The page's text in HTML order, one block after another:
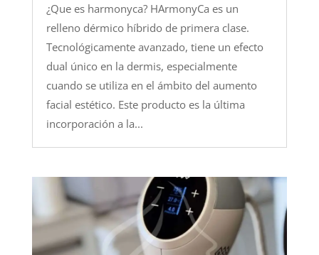
¿Que es harmonyca? HArmonyCa es un
relleno dérmico híbrido de primera clase.
Tecnológicamente avanzado, tiene un efecto
dual único en la dermis, especialmente
cuando se utiliza en el ámbito del aumento
facial estético. Este producto es la última
incorporación a la...